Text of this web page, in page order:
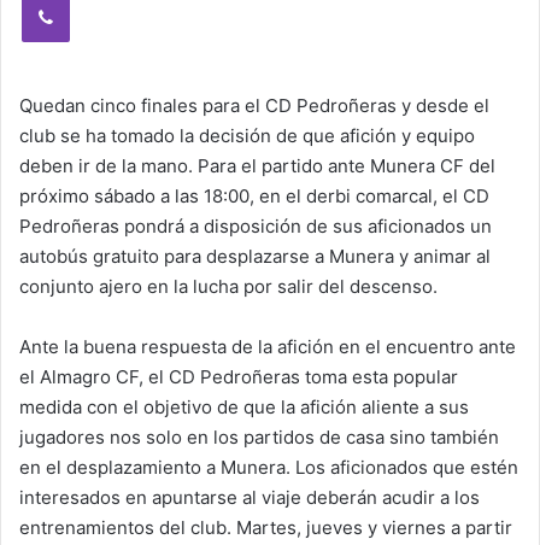
Quedan cinco finales para el CD Pedroñeras y desde el
club se ha tomado la decisión de que afición y equipo
deben ir de la mano. Para el partido ante Munera CF del
próximo sábado a las 18:00, en el derbi comarcal, el CD
Pedroñeras pondrá a disposición de sus aficionados un
autobús gratuito para desplazarse a Munera y animar al
conjunto ajero en la lucha por salir del descenso.
Ante la buena respuesta de la afición en el encuentro ante
el Almagro CF, el CD Pedroñeras toma esta popular
medida con el objetivo de que la afición aliente a sus
jugadores nos solo en los partidos de casa sino también
en el desplazamiento a Munera. Los aficionados que estén
interesados en apuntarse al viaje deberán acudir a los
entrenamientos del club. Martes, jueves y viernes a partir